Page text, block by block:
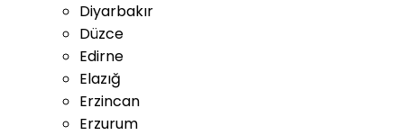
Diyarbakır
Düzce
Edirne
Elazığ
Erzincan
Erzurum